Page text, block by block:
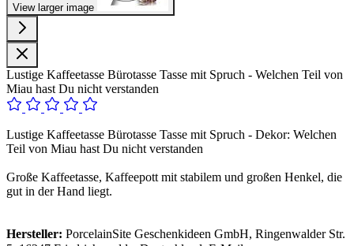
View larger image
Lustige Kaffeetasse Bürotasse Tasse mit Spruch - Welchen Teil von
Miau hast Du nicht verstanden
Lustige Kaffeetasse Bürotasse Tasse mit Spruch - Dekor: Welchen
Teil von Miau hast Du nicht verstanden
Große Kaffeetasse, Kaffeepott mit stabilem und großen Henkel, die
gut in der Hand liegt.
Hersteller: PorcelainSite Geschenkideen GmbH, Ringenwalder Str.